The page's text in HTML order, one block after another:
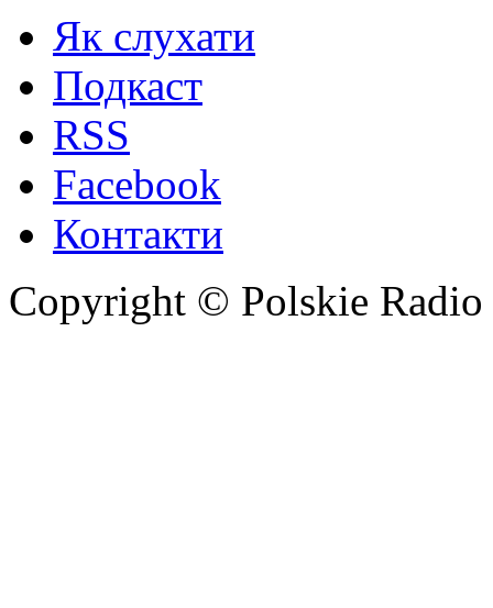
Як слухати
Подкаст
RSS
Facebook
Контакти
Copyright © Polskie